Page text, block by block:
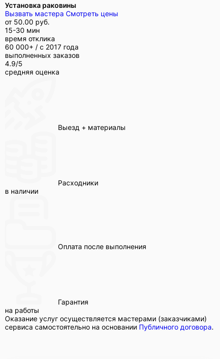
Установка раковины
Вызвать мастера Смотреть цены
от 50.00 руб.
15-30 мин
время отклика
60 000+ / с 2017 года
выполненных заказов
4.9/5
средняя оценка
Выезд + материалы
Расходники
в наличии
Оплата после выполнения
Гарантия
на работы
Оказание услуг осуществляется мастерами (заказчиками)
сервиса самостоятельно на основании Публичного договора.